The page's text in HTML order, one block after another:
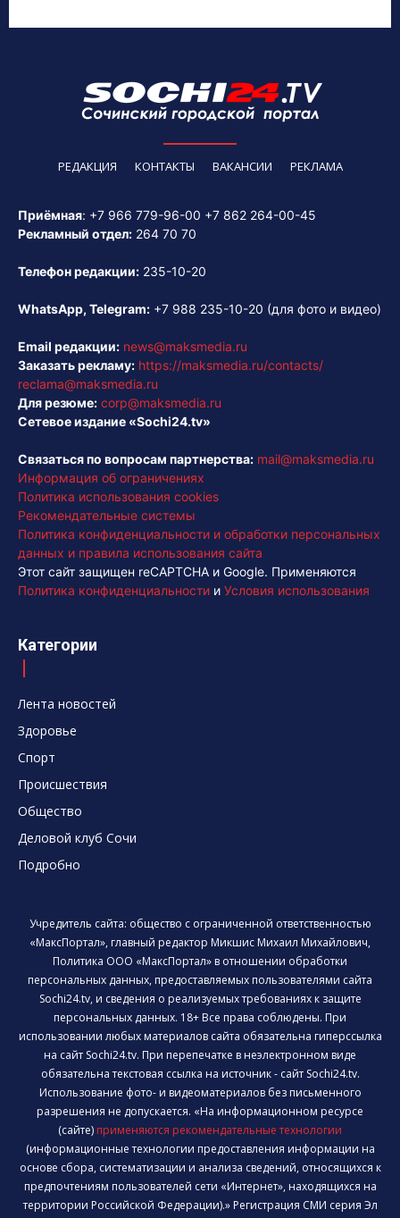
РЕДАКЦИЯ КОНТАКТЫ ВАКАНСИИ РЕКЛАМА
Приёмная: +7 966 779-96-00 +7 862 264-00-45
Рекламный отдел: 264 70 70
Телефон редакции: 235-10-20
WhatsApp, Telegram: +7 988 235-10-20 (для фото и видео)
Email редакции: news@maksmedia.ru
Заказать рекламу: https://maksmedia.ru/contacts/
reclama@maksmedia.ru
Для резюме: corp@maksmedia.ru
Сетевое издание «Sochi24.tv»
Связаться по вопросам партнерства: mail@maksmedia.ru
Информация об ограничениях
Политика использования cookies
Рекомендательные системы
Политика конфиденциальности и обработки персональных
данных и правила использования сайта
Этот сайт защищен reCAPTCHA и Google. Применяются
Политика конфиденциальности и Условия использования
Категории
Лента новостей
Здоровье
Спорт
Происшествия
Общество
Деловой клуб Сочи
Подробно
Учредитель сайта: общество с ограниченной ответственностью
«МаксПортал», главный редактор Микшис Михаил Михайлович,
Политика ООО «МаксПортал» в отношении обработки
персональных данных, предоставляемых пользователями сайта
Sochi24.tv, и сведения о реализуемых требованиях к защите
персональных данных. 18+ Все права соблюдены. При
использовании любых материалов сайта обязательна гиперссылка
на сайт Sochi24.tv. При перепечатке в неэлектронном виде
обязательна текстовая ссылка на источник - сайт Sochi24.tv.
Использование фото- и видеоматериалов без письменного
разрешения не допускается. «На информационном ресурсе
(сайте) применяются рекомендательные технологии
(информационные технологии предоставления информации на
основе сбора, систематизации и анализа сведений, относящихся к
предпочтениям пользователей сети «Интернет», находящихся на
территории Российской Федерации).» Регистрация СМИ серия Эл